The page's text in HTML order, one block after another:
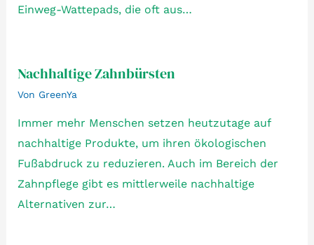
Einweg-Wattepads, die oft aus…
Nachhaltige Zahnbürsten
Von GreenYa
Immer mehr Menschen setzen heutzutage auf
nachhaltige Produkte, um ihren ökologischen
Fußabdruck zu reduzieren. Auch im Bereich der
Zahnpflege gibt es mittlerweile nachhaltige
Alternativen zur…